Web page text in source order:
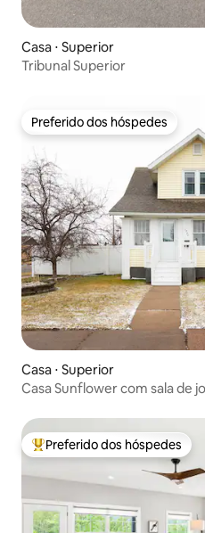
Casa ⋅ Superior
Tribunal Superior
Preferido dos hóspedes
Preferido dos hóspedes
Casa ⋅ Superior
Casa Sunflower com sala de
Entre os melhores preferidos
Preferido dos hóspedes